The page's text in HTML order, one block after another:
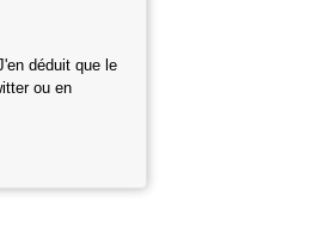
déduit que le
ou en